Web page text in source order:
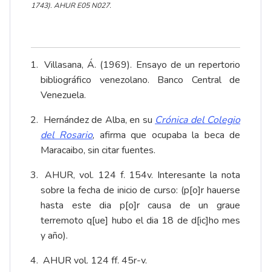
1743). AHUR E05 N027.
Villasana, Á. (1969). Ensayo de un repertorio
bibliográfico venezolano. Banco Central de
Venezuela.
Hernández de Alba, en su Crónica del Colegio
del Rosario, afirma que ocupaba la beca de
Maracaibo, sin citar fuentes.
AHUR, vol. 124 f. 154v. Interesante la nota
sobre la fecha de inicio de curso: (p[o]r hauerse
hasta este dia p[o]r causa de un graue
terremoto q[ue] hubo el dia 18 de d[ic]ho mes
y año).
AHUR vol. 124 ff. 45r-v.